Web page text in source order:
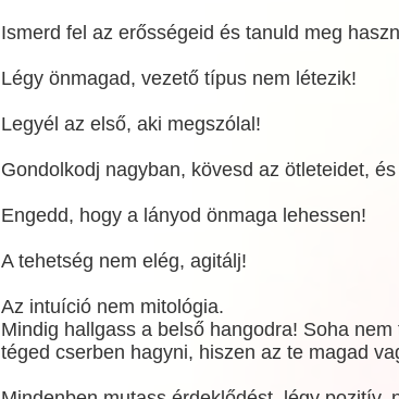
Ismerd fel az erősségeid és tanuld meg
Légy önmagad, vezető típus nem létezik!
Legyél az első, aki megszólal!
Gondolkodj nagyban, kövesd az ötleteidet,
Engedd, hogy a lányod önmaga lehessen!
A tehetség nem elég, agitálj!
Az intuíció nem mitológia.
Mindig hallgass a belső hangodra! Soha
téged cserben hagyni, hiszen az te magad